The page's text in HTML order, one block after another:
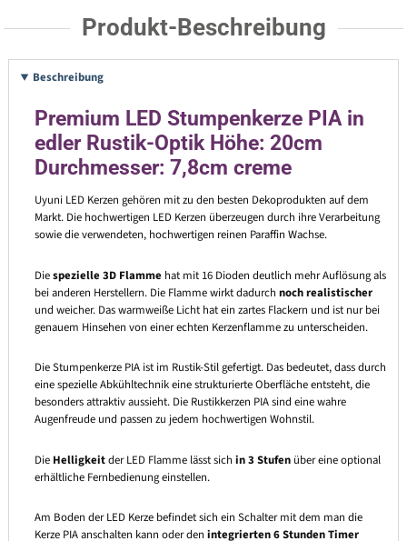
Produkt-Beschreibung
Beschreibung
Premium LED Stumpenkerze PIA in
edler Rustik-Optik Höhe: 20cm
Durchmesser: 7,8cm creme
Uyuni LED Kerzen gehören mit zu den besten Dekoprodukten auf dem
Markt. Die hochwertigen LED Kerzen überzeugen durch ihre Verarbeitung
sowie die verwendeten, hochwertigen reinen Paraffin Wachse.
Diespezielle 3D Flammehat mit 16 Dioden deutlich mehr Auflösung als
bei anderen Herstellern. Die Flamme wirkt dadurch noch realistischer
und weicher. Das warmweiße Licht hat ein zartes Flackern und ist nur bei
genauem Hinsehen von einer echten Kerzenflamme zu unterscheiden.
Die Stumpenkerze PIA ist im Rustik-Stil gefertigt. Das bedeutet, dass durch
eine spezielle Abkühltechnik eine strukturierte Oberfläche entsteht, die
besonders attraktiv aussieht. Die Rustikkerzen PIA sind eine wahre
Augenfreude und passen zu jedem hochwertigen Wohnstil.
Die Helligkeitder LED Flamme lässt sich in 3 Stufenüber eine optional
erhältliche Fernbedienung einstellen.
Am Boden der LED Kerze befindet sich ein Schalter mit dem man die
Kerze PIA anschalten kann oder den integrierten 6 Stunden Timer